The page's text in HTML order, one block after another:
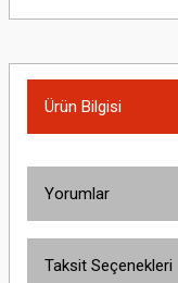
Ürün Bilgisi
Yorumlar
Taksit Seçenekleri